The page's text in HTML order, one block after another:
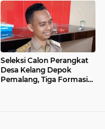
Seleksi Calon Perangkat
Desa Kelang Depok
Pemalang, Tiga Formasi